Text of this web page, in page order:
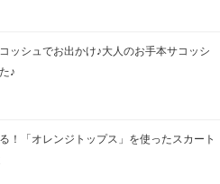
ッシュでお出かけ♪大人のお手本サコッシ
♪
！「オレンジトップス」を使ったスカート